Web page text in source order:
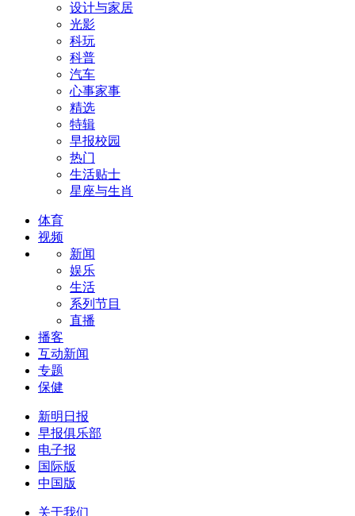
设计与家居
光影
科玩
科普
汽车
心事家事
精选
特辑
早报校园
热门
生活贴士
星座与生肖
体育
视频
新闻
娱乐
生活
系列节目
直播
播客
互动新闻
专题
保健
新明日报
早报俱乐部
电子报
国际版
中国版
关于我们